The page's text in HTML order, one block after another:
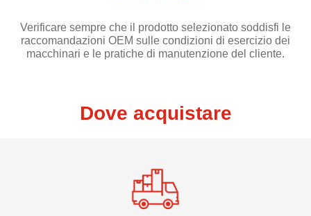
Verificare sempre che il prodotto selezionato soddisfi le
raccomandazioni OEM sulle condizioni di esercizio dei
macchinari e le pratiche di manutenzione del cliente.
Dove acquistare